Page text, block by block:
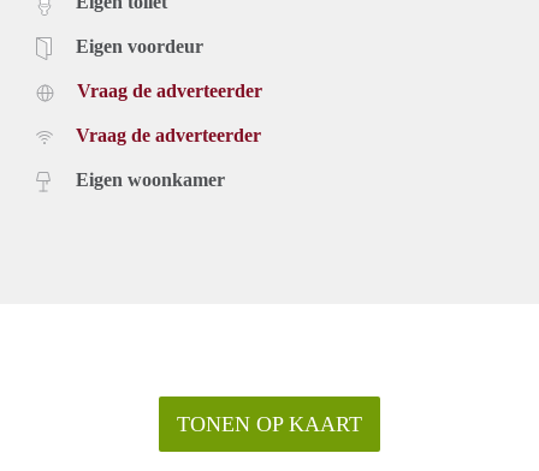
Eigen voordeur
Vraag de adverteerder
Vraag de adverteerder
Eigen woonkamer
TONEN OP KAART